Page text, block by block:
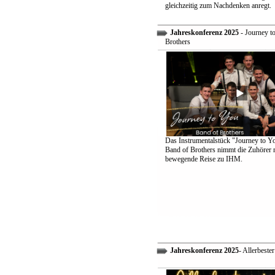
gleichzeitig zum Nachdenken anregt.
Jahreskonferenz 2025- Journey
Brothers
Das Instrumentalstück "Journey to
Band of Brothers nimmt die Zuhörer
bewegende Reise zu IHM.
Jahreskonferenz 2025-